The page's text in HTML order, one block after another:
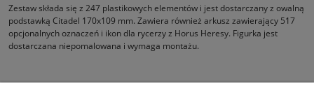
Zestaw składa się z 247 plastikowych elementów i jest dostarczany z owalną
podstawką Citadel 170x109 mm. Zawiera również arkusz zawierający 517
opcjonalnych oznaczeń i ikon dla rycerzy z Horus Heresy. Figurka jest
dostarczana niepomalowana i wymaga montażu.